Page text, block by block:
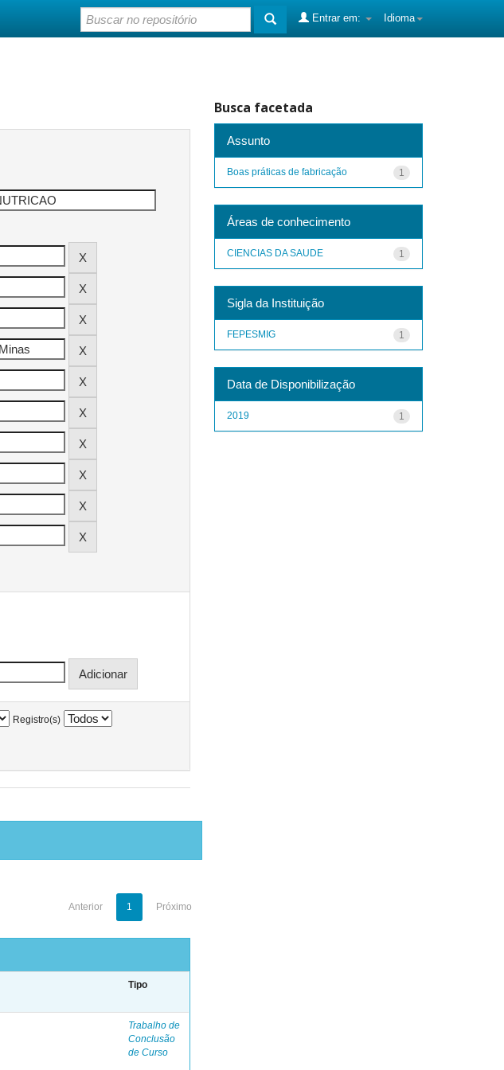
Idioma
Entrar em:
Registro(s)
Anterior 1 Próximo
Tipo
Trabalho de
Conclusão
de Curso
Busca facetada
Assunto
1
Boas práticas de fabricação
Áreas de conhecimento
1
CIENCIAS DA SAUDE
Sigla da Instituição
1
FEPESMIG
Data de Disponibilização
1
2019